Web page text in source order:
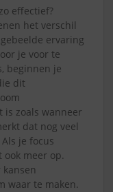
effectief?
het verschil
ervaring
je voor te
beginnen je
dit
is zoals wanneer
dat nog veel
je focus
meer op.
waar te maken.